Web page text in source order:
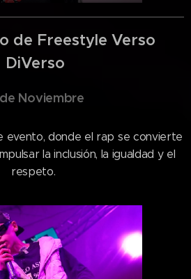
de Freestyle Verso
DiVerso
Noviembre
evento, donde el rap se convierte
la inclusión, la igualdad y el
respeto.